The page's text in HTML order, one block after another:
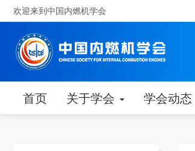
欢迎来到中国内燃机学会
首页 关于学会 学会动态